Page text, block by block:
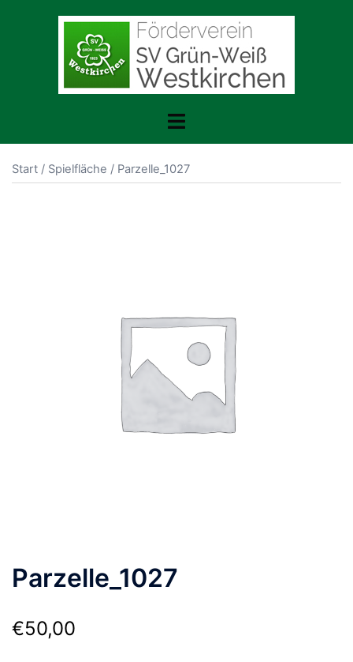
Menü
Start / Spielfläche / Parzelle_1027
Parzelle_1027
€50,00